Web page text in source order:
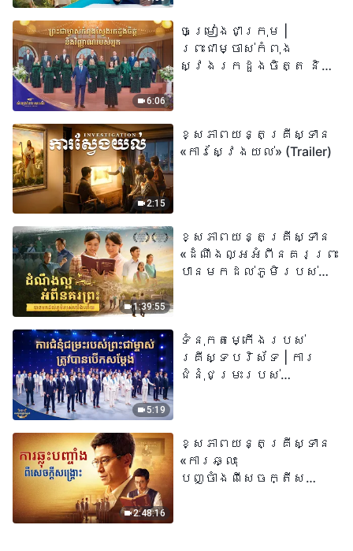
មានជីវិតអស់កល្ប
ជានិច្ច» មានន័យដូច
ម្តេចពិតប្រាកដ?
6:06
ចម្រៀងជាក្រុម |
ព្រះជាម្ចាស់កំពុង
ស្វែងរកដួងចិត្ត និង
2:15
ខ្សែភាពយន្តគ្រីស្ទាន
«ការស្វែងយល់» (Trailer)
1:39:55
ខ្សែភាពយន្តគ្រីស្ទាន
«ដំណឹងល្អអំពីនគរព្រះ
បានមកដល់​ភូមិរបស់
5:19
ទំនុកតម្កើង​របស់​
គ្រីស្ទបរិស័ទ | ការ
ជំនុំជម្រះរបស់
2:48:16
ខ្សែភាពយន្តគ្រីស្ទាន
«ការឆ្លុះ
បញ្ចាំងពីសេចក្តីសង្រ្គោះ»